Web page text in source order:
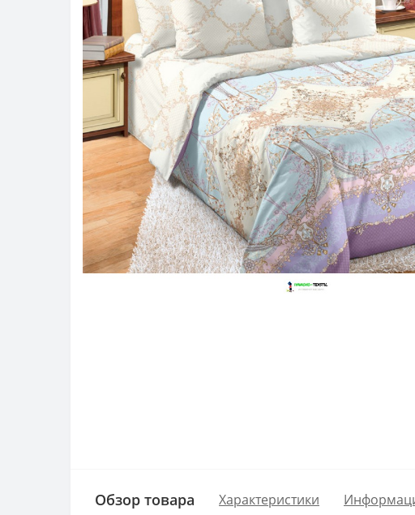
Обзор товара Характеристики